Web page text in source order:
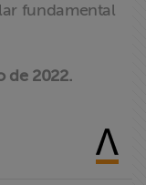
fundamental
de 2022.